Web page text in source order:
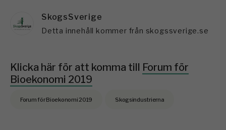
SkogsSverige
Detta innehåll kommer från skogssverige.se
Klicka här för att komma till Forum för
Bioekonomi 2019
Forum för Bioekonomi 2019 Skogsindustrierna